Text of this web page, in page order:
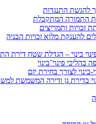
פינוי בינוי – הגדלת שטח
פינוי־בינוי
בינוי לצורך בחירת יזם
בדירת גן ודירה המשמשת